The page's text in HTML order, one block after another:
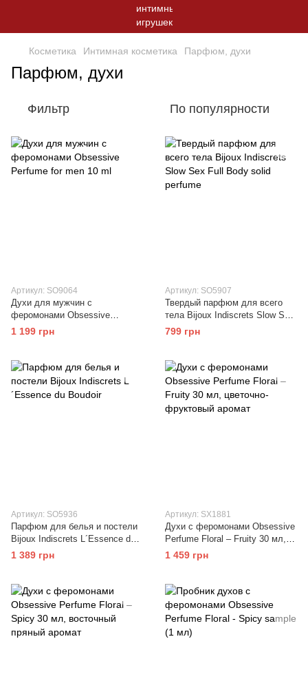
Косметика Интимная косметика Парфюм, духи
Парфюм, духи
Фильтр По популярности
Артикул: SO9064
Духи для мужчин с
феромонами Obsessive
Perfume for men 10 ml
1 199 грн
Артикул: SO5907
Твердый парфюм для всего
тела Bijoux Indiscrets Slow Sex
Full Body solid perfume
799 грн
Артикул: SO5936
Парфюм для белья и постели
Bijoux Indiscrets L´Essence du
Boudoir
1 389 грн
Артикул: SX1881
Духи с феромонами Obsessive
Perfume Floral – Fruity 30 мл,
цветочно-фруктовый аромат
1 459 грн